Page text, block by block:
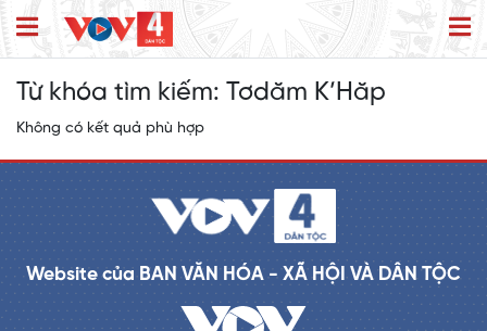
Từ khóa tìm kiếm: Tơdăm K’Hăp
Không có kết quả phù hợp
Website của BAN VĂN HÓA - XÃ HỘI VÀ DÂN TỘC